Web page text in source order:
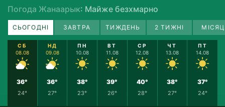
Погода Жанаарык: Майже безхмарно
СЬОГОДНІ ЗАВТРА ТИЖДЕНЬ 2 ТИЖНІ
СБ
08.08
36°
24°
НД
09.08
36°
27°
ПН
10.08
38°
23°
ВТ
11.08
39°
26°
СР
12.08
40°
28°
ЧТ
13.08
38°
27°
ПТ
14.08
37°
24°